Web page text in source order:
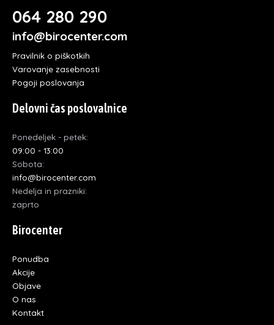
064 280 290
info@birocenter.com
Pravilnik o piškotkih
Varovanje zasebnosti
Pogoji poslovanja
Delovni čas poslovalnice
Ponedeljek - petek:
09:00 - 13:00
Sobota:
info@birocenter.com
Nedelja in prazniki:
zaprto
Birocenter
Ponudba
Akcije
Objave
O nas
Kontakt